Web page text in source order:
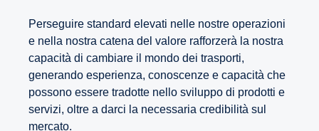
Perseguire standard elevati nelle nostre operazioni
e nella nostra catena del valore rafforzerà la nostra
capacità di cambiare il mondo dei trasporti,
generando esperienza, conoscenze e capacità che
possono essere tradotte nello sviluppo di prodotti e
servizi, oltre a darci la necessaria credibilità sul
mercato.